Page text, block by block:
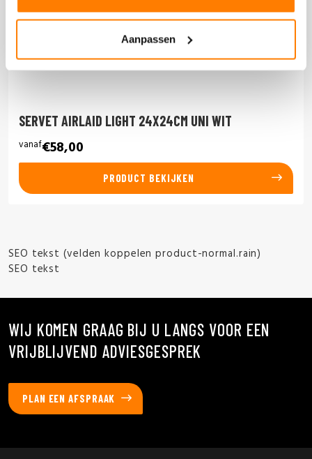
Aanpassen
SERVET AIRLAID LIGHT 24X24CM UNI WIT
vanaf€58,00
PRODUCT BEKIJKEN
SEO tekst (velden koppelen product-normal.rain)
SEO tekst
WIJ KOMEN GRAAG BIJ U LANGS VOOR EEN
VRIJBLIJVEND ADVIESGESPREK
PLAN EEN AFSPRAAK